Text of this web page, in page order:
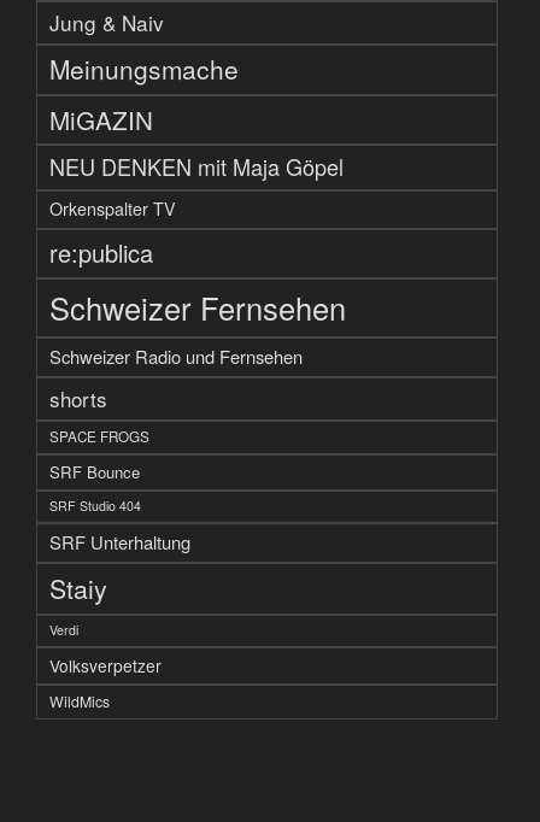
Jung & Naiv
Meinungsmache
MiGAZIN
NEU DENKEN mit Maja Göpel
Orkenspalter TV
re:publica
Schweizer Fernsehen
Schweizer Radio und Fernsehen
shorts
SPACE FROGS
SRF Bounce
SRF Studio 404
SRF Unterhaltung
Staiy
Verdi
Volksverpetzer
WildMics